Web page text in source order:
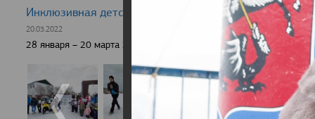
Инклюзивная детская гонка "Лыжня здоровья" 2022
20.03.2022
28 января – 20 марта 2022 г., 10 населенных пунктов России,